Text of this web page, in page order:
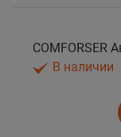
В наличии